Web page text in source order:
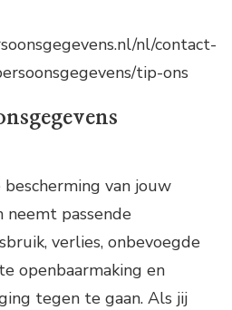
nl/contact-
tip-ons
van jouw
neemt passende
verlies, onbevoegde
openbaarmaking en
tegen te gaan. Als jij